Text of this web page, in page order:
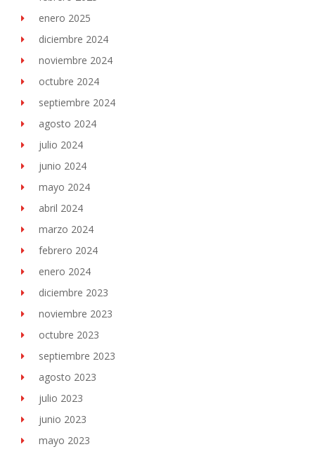
enero 2025
diciembre 2024
noviembre 2024
octubre 2024
septiembre 2024
agosto 2024
julio 2024
junio 2024
mayo 2024
abril 2024
marzo 2024
febrero 2024
enero 2024
diciembre 2023
noviembre 2023
octubre 2023
septiembre 2023
agosto 2023
julio 2023
junio 2023
mayo 2023